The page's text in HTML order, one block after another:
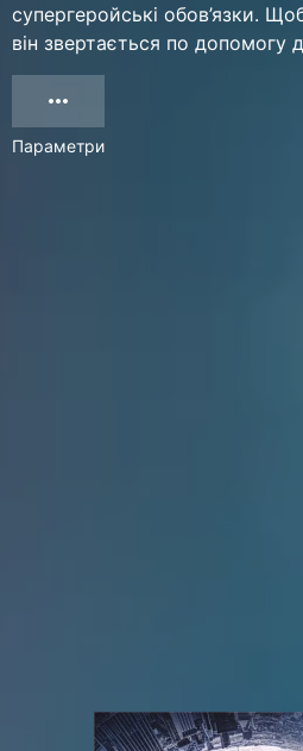
супергеройські обов’язки.
він звертається по
Параметри